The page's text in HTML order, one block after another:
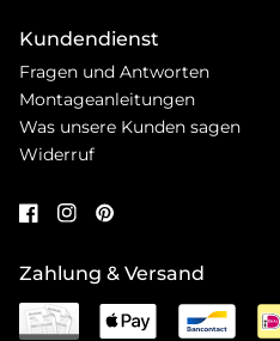
Kundendienst
Fragen und Antworten
Montageanleitungen
Was unsere Kunden sagen
Widerruf
Zahlung & Versand